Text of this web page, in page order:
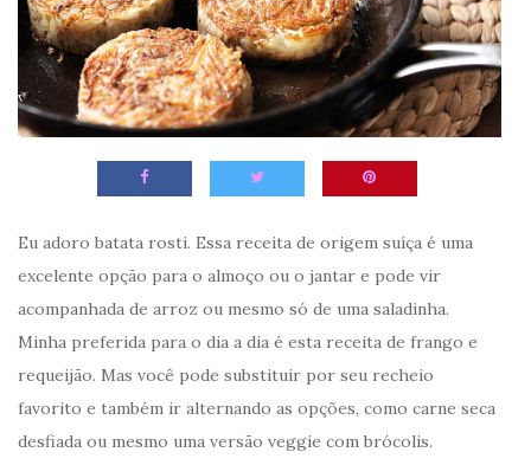
Eu adoro batata rosti. Essa receita de origem suíça é uma
excelente opção para o almoço ou o jantar e pode vir
acompanhada de arroz ou mesmo só de uma saladinha.
Minha preferida para o dia a dia é esta receita de frango e
requeijão. Mas você pode substituir por seu recheio
favorito e também ir alternando as opções, como carne seca
desfiada ou mesmo uma versão veggie com brócolis.